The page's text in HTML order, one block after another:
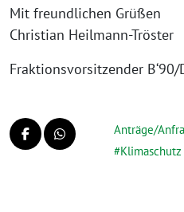
Mit freundlichen Grüßen
Christian Heilmann-Tröster
Fraktionsvorsitzender B‘90/
Anträge/
Klimaschutz